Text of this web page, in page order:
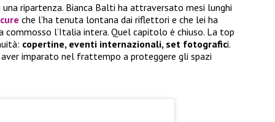
ripartenza. Bianca Balti ha attraversato mesi lunghi
cure che l’ha tenuta lontana dai riflettori e che lei ha
l’Italia intera. Quel capitolo è chiuso. La top
copertine, eventi internazionali, set fotografici.
imparato nel frattempo a proteggere gli spazi